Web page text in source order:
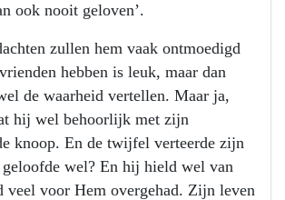
ook nooit geloven’.
zullen hem vaak ontmoedigd
hebben is leuk, maar dan
de waarheid vertellen. Maar ja,
hij wel behoorlijk met zijn
knoop. En de twijfel verteerde zijn
wel? En hij hield wel van
veel voor Hem overgehad. Zijn leven